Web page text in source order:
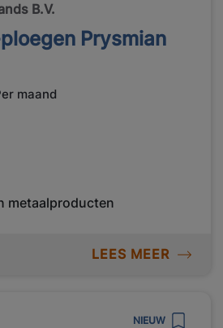
B.V.
Prysmian
maand
metaalproducten
LEES MEER
NIEUW